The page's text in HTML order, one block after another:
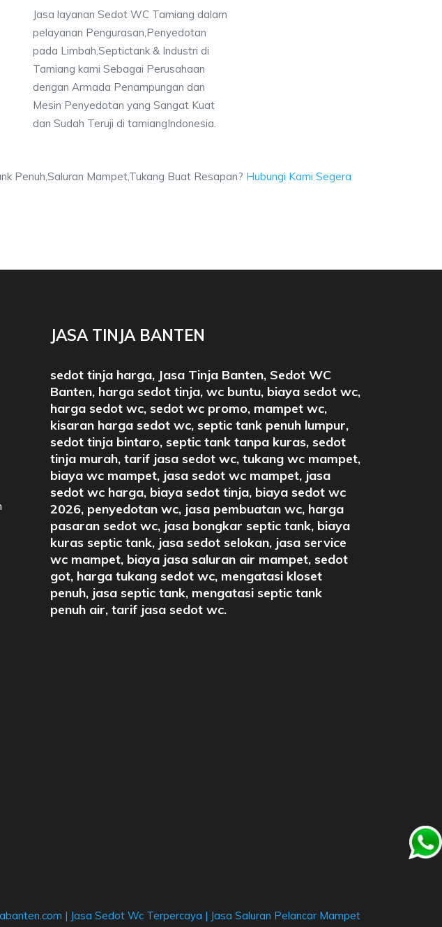
Jasa layanan Sedot WC Tamiang dalam
pelayanan Pengurasan,Penyedotan
pada Limbah,Septictank & Industri di
Tamiang kami Sebagai Perusahaan
dengan Armada Penampungan dan
Mesin Penyedotan yang Sangat Kuat
dan Sudah Teruji di tamiangIndonesia.
Penuh,Saluran Mampet,Tukang Buat Resapan? Hubungi Kami Segera
JASA TINJA BANTEN
sedot tinja harga, Jasa Tinja Banten, Sedot WC
Banten, harga sedot tinja, wc buntu, biaya sedot wc,
harga sedot wc, sedot wc promo, mampet wc,
kisaran harga sedot wc, septic tank penuh lumpur,
sedot tinja bintaro, septic tank tanpa kuras, sedot
tinja murah, tarif jasa sedot wc, tukang wc mampet,
biaya wc mampet, jasa sedot wc mampet, jasa
sedot wc harga, biaya sedot tinja, biaya sedot wc
2026, penyedotan wc, jasa pembuatan wc, harga
pasaran sedot wc, jasa bongkar septic tank, biaya
kuras septic tank, jasa sedot selokan, jasa service
wc mampet, biaya jasa saluran air mampet, sedot
got, harga tukang sedot wc, mengatasi kloset
penuh, jasa septic tank, mengatasi septic tank
penuh air, tarif jasa sedot wc.
| Jasa Sedot Wc Terpercaya | Jasa Saluran Pelancar Mampet